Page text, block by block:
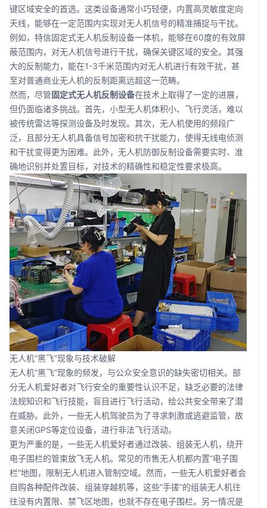
键区域安全的首选。这类设备通常小巧轻便，内置高灵敏度定向
天线，能够在一定范围内实现对无人机信号的精准捕捉与干扰。
例如，特信固定式无人机反制设备一体机，能够在60度的有效屏
蔽范围内，对无人机信号进行干扰，确保关键区域的安全。其强
大的反制能力，能在1-3千米范围内对无人机进行有效干扰，甚
至对普通商业无人机的反制距离远超这一范畴。
然而，尽管固定式无人机反制设备在技术上取得了一定的进展，
但仍面临诸多挑战。首先，小型无人机体积小、飞行灵活，难以
被传统雷达等探测设备及时发现。其次，无人机使用的频段广
泛，且部分无人机具备信号加密和抗干扰能力，使得无线电侦测
和干扰变得更为困难。此外，无人机防御反制设备需要实时、准
确地识别并处置目标，对技术的精确性和稳定性要求极高。
无人机“黑飞”现象与技术破解
无人机“黑飞”现象的频发，与公众安全意识的缺失密切相关。部
分无人机爱好者对飞行安全的重要性认识不足，缺乏必要的法律
法规知识和飞行技能，盲目进行飞行活动，给公共安全带来了潜
在威胁。此外，一些无人机驾驶员为了寻求刺激或逃避监管，故
意关闭GPS等定位设备，进行非法飞行活动。
更为严重的是，一些无人机爱好者通过改装、组装无人机，绕开
电子围栏的管束放飞无人机。常见的市售无人机都内置“电子围
栏”地图，限制无人机进入管制空域。然而，一些无人机爱好者会
自购各种配件改装、组装穿越机等，这些“手搓”的组装无人机往
往没有内置限、禁飞区地图，也就不存在电子围栏。另一情况是